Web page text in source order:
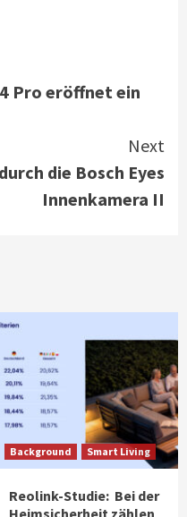
Pro eröffnet ein
Next
die Bosch Eyes
Innenkamera II
Background Smart Living
Reolink-Studie: Bei der
Heimsicherheit zählen